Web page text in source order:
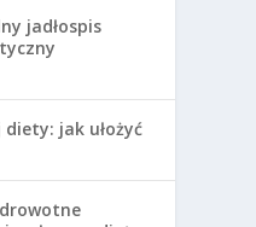
jadłospis
jak ułożyć